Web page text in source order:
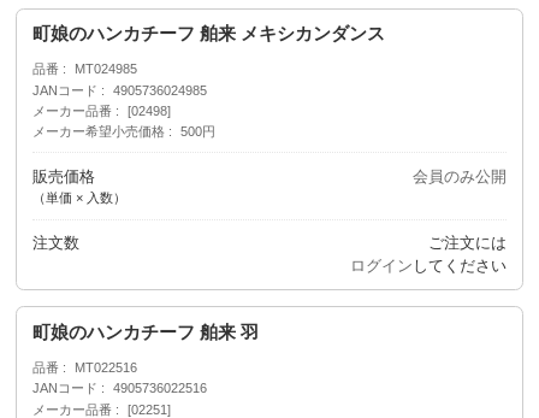
町娘のハンカチーフ 舶来 メキシカンダンス
品番
MT024985
JANコード
4905736024985
メーカー品番
[02498]
メーカー希望小売価格
500円
販売価格
（単価 × 入数）
会員のみ公開
注文数
ご注文には
ログイン してください
町娘のハンカチーフ 舶来 羽
品番
MT022516
JANコード
4905736022516
メーカー品番
[02251]